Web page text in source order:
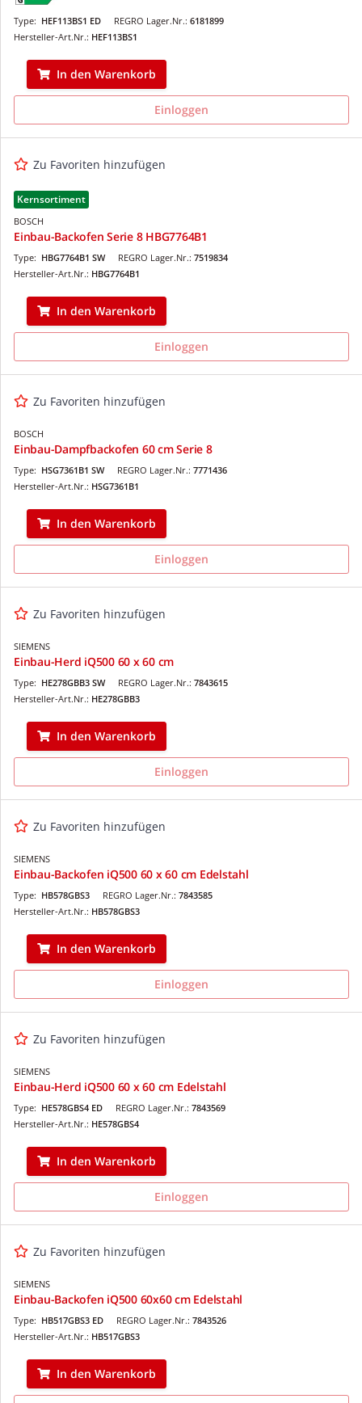
REGRO Lager.Nr.: 6181899
Type: HEF113BS1 ED
Hersteller-Art.Nr.: HEF113BS1
In den Warenkorb
Einloggen
Zu Favoriten hinzufügen
Kernsortiment
BOSCH
Einbau-Backofen Serie 8 HBG7764B1
REGRO Lager.Nr.: 7519834
Type: HBG7764B1 SW
Hersteller-Art.Nr.: HBG7764B1
In den Warenkorb
Einloggen
Zu Favoriten hinzufügen
BOSCH
Einbau-Dampfbackofen 60 cm Serie 8
REGRO Lager.Nr.: 7771436
Type: HSG7361B1 SW
Hersteller-Art.Nr.: HSG7361B1
In den Warenkorb
Einloggen
Zu Favoriten hinzufügen
SIEMENS
Einbau-Herd iQ500 60 x 60 cm
REGRO Lager.Nr.: 7843615
Type: HE278GBB3 SW
Hersteller-Art.Nr.: HE278GBB3
In den Warenkorb
Einloggen
Zu Favoriten hinzufügen
SIEMENS
Einbau-Backofen iQ500 60 x 60 cm Edelstahl
REGRO Lager.Nr.: 7843585
Type: HB578GBS3
Hersteller-Art.Nr.: HB578GBS3
In den Warenkorb
Einloggen
Zu Favoriten hinzufügen
SIEMENS
Einbau-Herd iQ500 60 x 60 cm Edelstahl
REGRO Lager.Nr.: 7843569
Type: HE578GBS4 ED
Hersteller-Art.Nr.: HE578GBS4
In den Warenkorb
Einloggen
Zu Favoriten hinzufügen
SIEMENS
Einbau-Backofen iQ500 60x60 cm Edelstahl
REGRO Lager.Nr.: 7843526
Type: HB517GBS3 ED
Hersteller-Art.Nr.: HB517GBS3
In den Warenkorb